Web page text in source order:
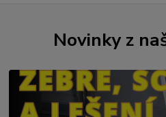
Novinky z